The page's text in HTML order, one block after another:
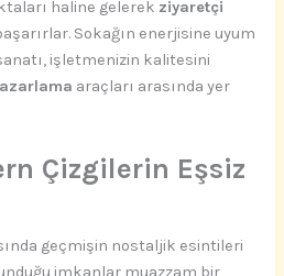
haline gelerek ziyaretçi
Sokağın enerjisine uyum
işletmenizin kalitesini
araçları arasında yer
Çizgilerin Eşsiz
geçmişin nostaljik esintileri